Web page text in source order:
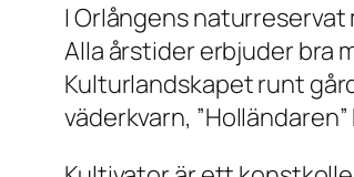
I Orlångens
Alla årstider erbjuder bra
Kulturlandskapet runt
väderkvarn,